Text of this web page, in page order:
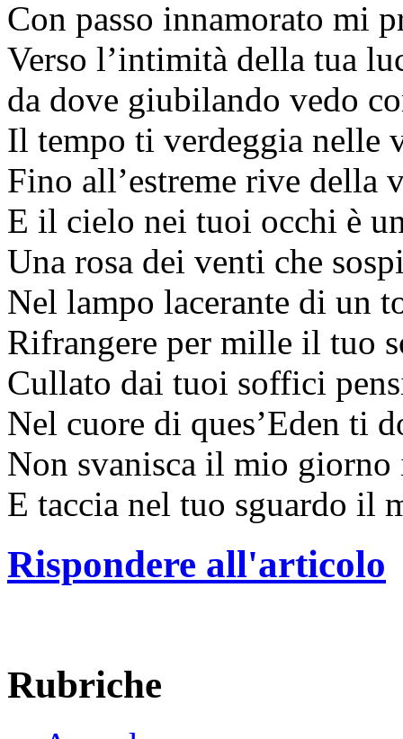
Con passo innamorato mi
Verso l’intimità della tua
da dove giubilando vedo
Il tempo ti verdeggia nelle
Fino all’estreme rive della
E il cielo nei tuoi occhi è
Una rosa dei venti che
Nel lampo lacerante di un
Rifrangere per mille il tuo
Cullato dai tuoi soffici
Nel cuore di ques’Eden ti
Non svanisca il mio giorno
E taccia nel tuo sguardo il
Rispondere all'articolo
Rubriche